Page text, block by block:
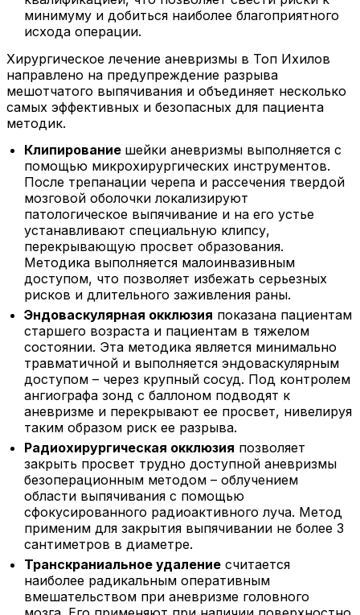
минимуму и добиться наиболее благоприятного
исхода операции.
Хирургическое лечение аневризмы в Топ Ихилов
направлено на предупреждение разрыва
мешотчатого выпячивания и объединяет несколько
самых эффективных и безопасных для пациента
методик.
Клипирование шейки аневризмы выполняется с
помощью микрохирургических инструментов.
После трепанации черепа и рассечения твердой
мозговой оболочки локализируют
патологическое выпячивание и на его устье
устанавливают специальную клипсу,
перекрывающую просвет образования.
Методика выполняется малоинвазивным
доступом, что позволяет избежать серьезных
рисков и длительного заживления раны.
Эндоваскулярная окклюзия показана пациентам
старшего возраста и пациентам в тяжелом
состоянии. Эта методика является минимально
травматичной и выполняется эндоваскулярным
доступом – через крупный сосуд. Под контролем
ангиографа зонд с баллоном подводят к
аневризме и перекрывают ее просвет, нивелируя
таким образом риск ее разрыва.
Радиохирургическая окклюзия позволяет
закрыть просвет трудно доступной аневризмы
безоперационным методом – облучением
области выпячивания с помощью
сфокусированного радиоактивного луча. Метод
применим для закрытия выпячивании не более 3
сантиметров в диаметре.
Транскраниальное удаление считается
наиболее радикальным оперативным
вмешательством при аневризме головного